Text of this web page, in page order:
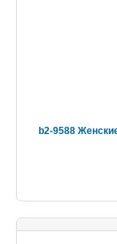
b2-9588